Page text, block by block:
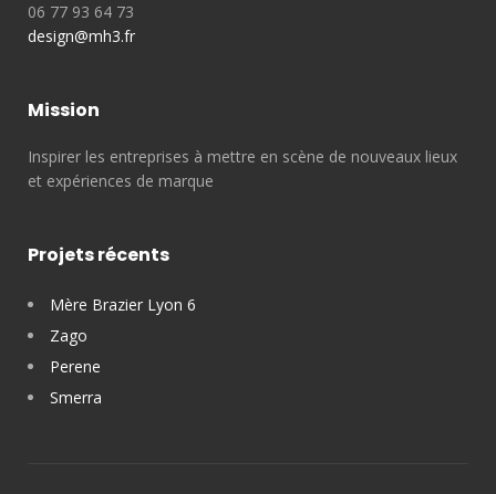
06 77 93 64 73
design@mh3.fr
Mission
Inspirer les entreprises à mettre en scène de nouveaux lieux
et expériences de marque
Projets récents
Mère Brazier Lyon 6
Zago
Perene
Smerra